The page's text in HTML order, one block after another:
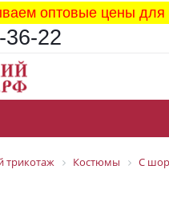
оптовые цены для
36-22
трикотаж Костюмы С